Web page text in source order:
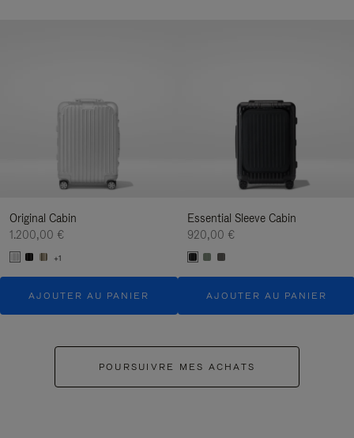
Original Cabin
1.200,00 €
+1
AJOUTER AU PANIER
Essential Sleeve Cabin
920,00 €
AJOUTER AU PANIER
POURSUIVRE MES ACHATS